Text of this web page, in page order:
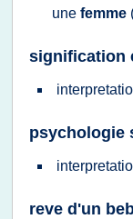
une femme
signification
psychologie
reve d'un